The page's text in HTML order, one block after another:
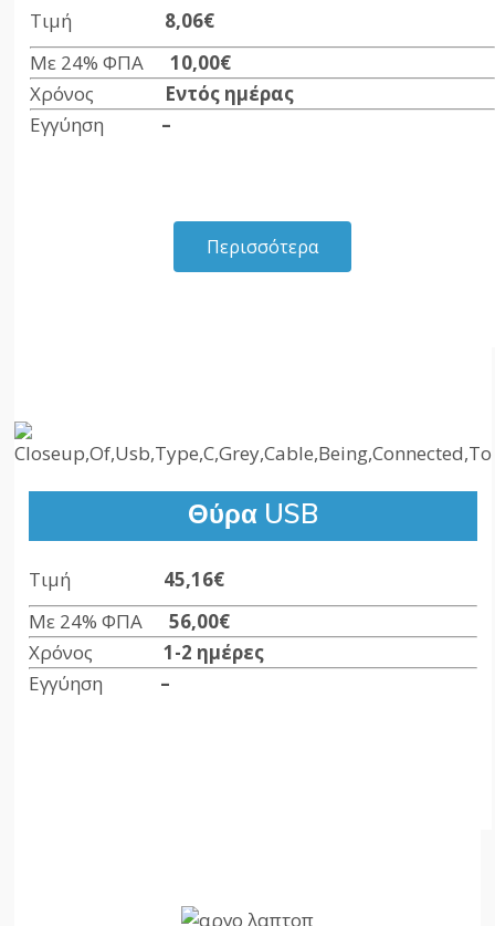
Τιμή 8,06€
Με 24% ΦΠΑ 10,00€
Χρόνος Εντός ημέρας
Εγγύηση –
Περισσότερα
Θύρα USB
Τιμή 45,16€
Με 24% ΦΠΑ56,00€
Χρόνος1-2 ημέρες
Εγγύηση –